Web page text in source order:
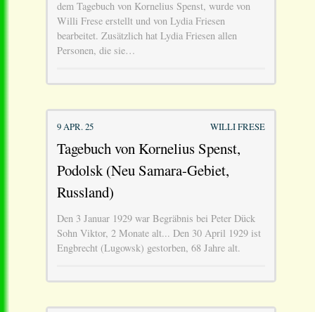
dem Tagebuch von Kornelius Spenst, wurde von
Willi Frese erstellt und von Lydia Friesen
bearbeitet. Zusätzlich hat Lydia Friesen allen
Personen, die sie…
9 APR. 25 WILLI FRESE
Tagebuch von Kornelius Spenst,
Podolsk (Neu Samara-Gebiet,
Russland)
Den 3 Januar 1929 war Begräbnis bei Peter Dück
Sohn Viktor, 2 Monate alt... Den 30 April 1929 ist
Engbrecht (Lugowsk) gestorben, 68 Jahre alt.